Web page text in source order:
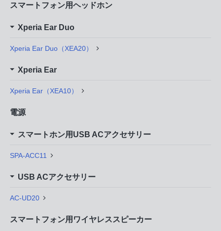
スマートフォン用ヘッドホン
Xperia Ear Duo
Xperia Ear Duo（XEA20）
Xperia Ear
Xperia Ear（XEA10）
電源
スマートホン用USB ACアクセサリー
SPA-ACC11
USB ACアクセサリー
AC-UD20
スマートフォン用ワイヤレススピーカー